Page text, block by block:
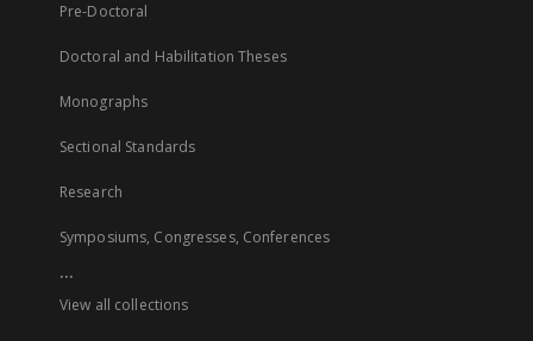
Pre-Doctoral
Doctoral and Habilitation Theses
Monographs
Sectional Standards
Research
Symposiums, Congresses, Conferences
...
View all collections